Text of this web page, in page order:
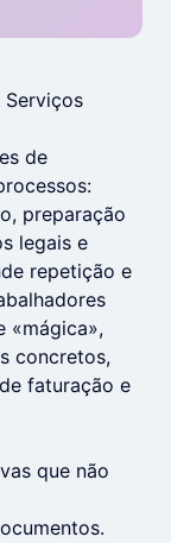
de
preparação
legais e
repetição e
«mágica»,
concretos,
faturação e
que não